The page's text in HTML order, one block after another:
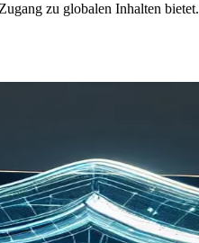
zu globalen Inhalten bietet.